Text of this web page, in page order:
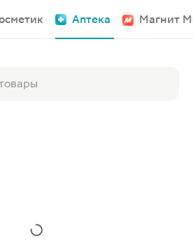
Аптека Магнит